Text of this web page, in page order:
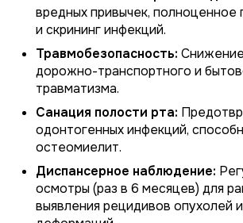
вредных привычек, полноценное
и скрининг инфекций.
Травмобезопасность:
дорожно-транспортного и
травматизма.
Санация полости рта:
одонтогенных инфекций,
остеомиелит.
Диспансерное наблюдение:
осмотры (раз в 6 месяцев) для
выявления рецидивов опухолей